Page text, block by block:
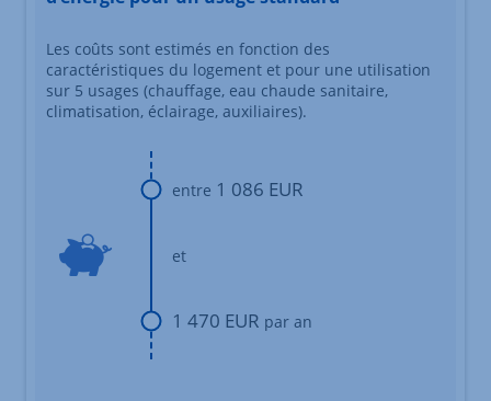
Les coûts sont estimés en fonction des
caractéristiques du logement et pour une utilisation
sur 5 usages (chauffage, eau chaude sanitaire,
climatisation, éclairage, auxiliaires).
entre 1 086 EUR
et
1 470 EUR par an